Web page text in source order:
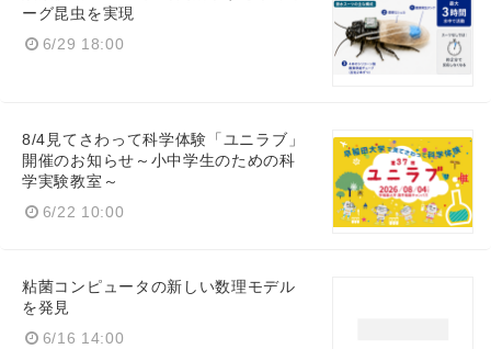
ーグ昆虫を実現
6/29 18:00
8/4見てさわって科学体験「ユニラブ」
開催のお知らせ～小中学生のための科
学実験教室～
6/22 10:00
粘菌コンピュータの新しい数理モデル
を発見
6/16 14:00